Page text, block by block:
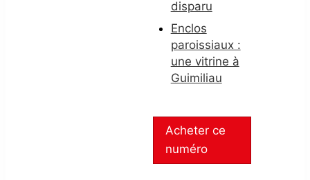
disparu
Enclos
paroissiaux :
une vitrine à
Guimiliau
Acheter ce
numéro